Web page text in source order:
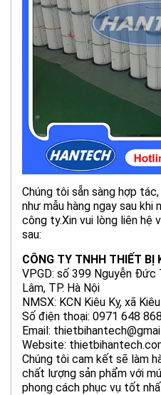
Chúng tôi sẵn sàng hợp
như mẫu hàng ngay sau khi
công ty.Xin vui lòng liên hệ
sau:
CÔNG TY TNHH THIẾT BỊ
VPGD: số 399 Nguyễn Đức
Lâm, TP. Hà Nội
NMSX: KCN Kiêu Kỵ, xã
Số điện thoại: 0971 648
Email:
Website:
Chúng tôi cam kết sẽ làm
chất lượng sản phẩm với
phong cách phục vụ tốt